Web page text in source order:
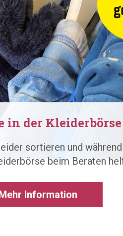
der Kleiderbörse
sortieren und
beim Beraten
Information